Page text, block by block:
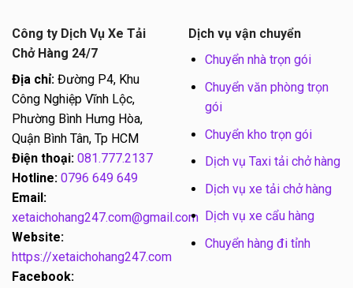
Công ty Dịch Vụ Xe Tải
Chở Hàng 24/7
Địa chỉ: Đường P4, Khu
Công Nghiệp Vĩnh Lộc,
Phường Bình Hưng Hòa,
Quận Bình Tân, Tp HCM
Điện thoại: 081.777.2137
Hotline: 0796 649 649
Email:
xetaichohang247.com@gmail.com
Website:
https://xetaichohang247.com
Facebook:
Dịch vụ vận chuyển
Chuyển nhà trọn gói
Chuyển văn phòng trọn
gói
Chuyển kho trọn gói
Dịch vụ Taxi tải chở hàng
Dịch vụ xe tải chở hàng
Dịch vụ xe cẩu hàng
Chuyển hàng đi tỉnh